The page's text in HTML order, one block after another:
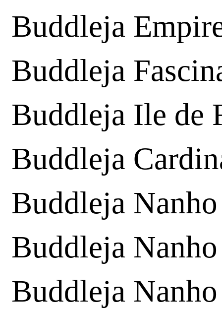
Buddleja
Buddleja
Buddleja Ile de
Buddleja
Buddleja
Buddleja
Buddleja